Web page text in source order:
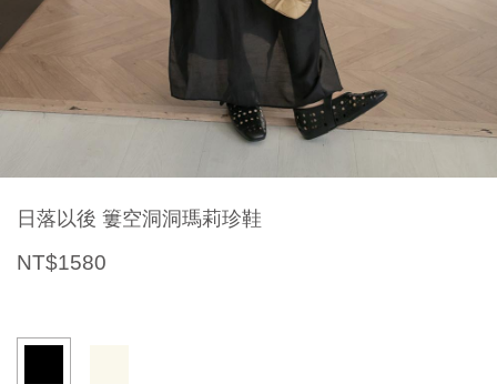
日落以後 簍空洞洞瑪莉珍鞋
NT$1580